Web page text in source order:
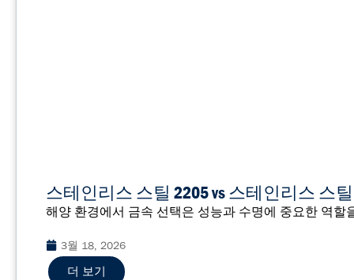
스테인리스 스틸 2205 vs 스테인리스 스
해양 환경에서 금속 선택은 성능과 수명에 중요한 역할
3월 18, 2026
더 보기